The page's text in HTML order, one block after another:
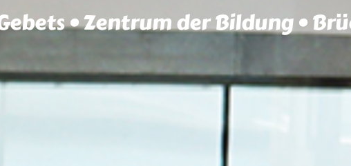
• Zentrum der Bildung •